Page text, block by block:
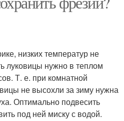
низких температур не
луковицы нужно в теплом
Т. е. при комнатной
не высохли за зиму нужна
Оптимально подвесить
под ней миску с водой.